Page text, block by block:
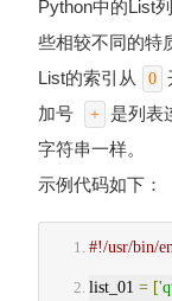
Python中的List
些相较不同的特
List的索引从
0
加号
+ 是列表
字符串一样。
示例代码如下：
#!/usr/bin/
list_01 = [